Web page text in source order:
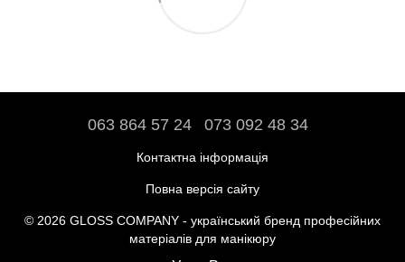
063 864 57 24 073 092 48 34
Контактна інформація
Повна версія сайту
© 2026 GLOSS COMPANY - український бренд професійних
матеріалів для манікюру